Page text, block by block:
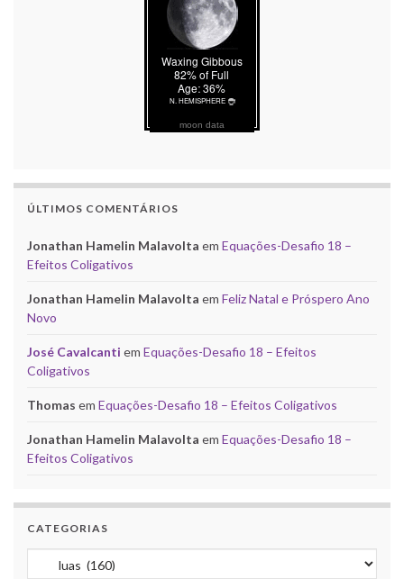
moon data
ÚLTIMOS COMENTÁRIOS
Jonathan Hamelin Malavolta em Equações-Desafio 18 –
Efeitos Coligativos
Jonathan Hamelin Malavolta em Feliz Natal e Próspero Ano
Novo
José Cavalcanti em Equações-Desafio 18 – Efeitos
Coligativos
Thomas em Equações-Desafio 18 – Efeitos Coligativos
Jonathan Hamelin Malavolta em Equações-Desafio 18 –
Efeitos Coligativos
CATEGORIAS
Categorias